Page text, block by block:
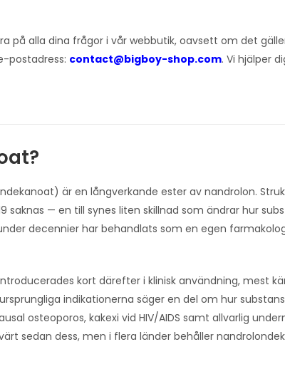
på alla dina frågor i vår webbutik, oavsett om det
postadress: contact@bigboy-shop.com. Vi hjälper
är en långverkande ester av nandrolon.
— en till synes liten skillnad som ändrar hur
decennier har behandlats som en egen
kort därefter i klinisk användning, mest
indikationerna säger en del om hur
osteoporos, kakexi vid HIV/AIDS samt allvarlig
sedan dess, men i flera länder behåller